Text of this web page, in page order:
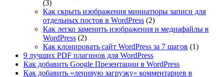
(3)
Как скрыть изображения миниатюры записи для
отдельных постов в WordPress (2)
Как легко заменить изображения и медиафайлы в
WordPress (2)
Как клонировать сайт WordPress за 7 шагов (1)
9 лучших PDF плагинов для WordPress
Как добавить Google Презентации в WordPress
Как добавить «ленивую загрузку» комментариев в